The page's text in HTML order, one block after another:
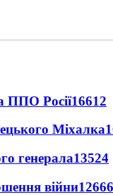
ППО Росії16612
Міхалка
генерала13524
війни12666